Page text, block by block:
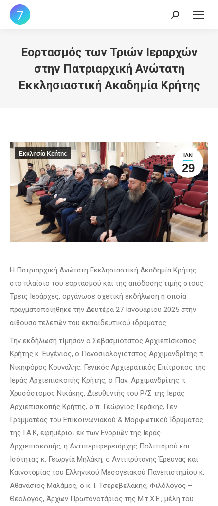
Search:
Εορτασμός των Τριών Ιεραρχών
στην Πατριαρχική Ανώτατη
Εκκλησιαστική Ακαδημία Κρήτης
ΙΑΝ
29
Εκκλησία Κρήτης
Η Πατριαρχική Ανώτατη Εκκλησιαστική Ακαδημία Κρήτης
στο πλαίσιο του εορτασμού και της απόδοσης τιμής στους
Τρεις Ιεράρχες, οργάνωσε σχετική εκδήλωση η οποία
πραγματοποιήθηκε την Δευτέρα 27 Ιανουαρίου 2025 στην
αίθουσα τελετών του εκπαιδευτικού ιδρύματος.
Την εκδήλωση τίμησαν ο Σεβασμιότατος Αρχιεπίσκοπος
Κρήτης κ. Ευγένιος, ο Πανοσιολογιότατος Αρχιμανδρίτης π.
Νικηφόρος Κουνάλης, Γενικός Αρχιερατικός Επίτροπος της
Ιεράς Αρχιεπισκοπής Κρήτης, ο Παν. Αρχιμανδρίτης π.
Χρυσόστομος Νικάκης, Διευθυντής του Ρ/Σ της Ιεράς
Αρχιεπισκοπής Κρήτης, ο π. Γεώργιος Γεράκης, Γεν.
Γραμματέας του Επικοινωνιακού & Μορφωτικού Ιδρύματος
της Ι.Α.Κ, εφημέριοι εκ των Ενοριών της Ιεράς
Αρχιεπισκοπής, η Αντιπεριφερειάρχης Πολιτισμού και
Ισότητας κ. Γεωργία Μηλάκη, ο Αντιπρύτανης Έρευνας και
Καινοτομίας του Ελληνικού Μεσογειακού Πανεπιστημίου κ.
Αθανάσιος Μαλάμος, ο κ. Ι. Τσερεβελάκης, Φιλόλογος –
Θεολόγος, Άρχων Πρωτονοτάριος της Μ.τ.Χ.Ε., μέλη του